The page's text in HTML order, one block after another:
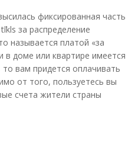
фиксированная часть
за распределение
называется платой «за
в доме или квартире имеется
вам придется оплачивать
от того, пользуетесь вы
счета жители страны